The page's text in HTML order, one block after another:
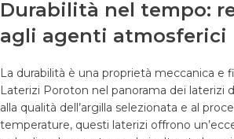
Durabilità nel tempo:
agli agenti atmosferici
La durabilità è una proprietà meccanica e
Laterizi Poroton nel panorama dei laterizi
alla qualità dell’argilla selezionata e al
temperature, questi laterizi offrono